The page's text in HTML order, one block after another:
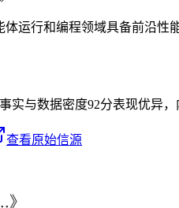
运行和编程领域具备前沿
实与数据密度92分表现优异
查看原始信源